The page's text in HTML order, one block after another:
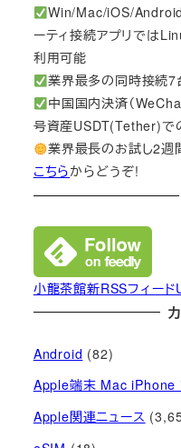
Win/Mac/iOS/Android
ーティ接続アプリでは
利用可能
業界最多の同時接続7
中国国内決済（
号資産USDT(Tether)で
業界最長のお試し2週
こちらからどうぞ!
小龍茶館新RSSフィード
Android (82)
Apple端末 Mac iPhone
Apple関連ニュース